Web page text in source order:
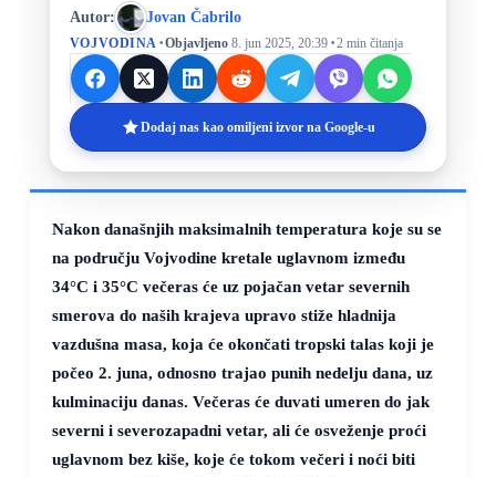
Autor: Jovan Čabrilo
VOJVODINA ·Objavljeno 8. jun 2025, 20:39 ·2 min čitanja
Dodaj nas kao omiljeni izvor na Google-u
Nakon današnjih maksimalnih temperatura koje su se
na području Vojvodine kretale uglavnom između
34°C i 35°C večeras će uz pojačan vetar severnih
smerova do naših krajeva upravo stiže hladnija
vazdušna masa, koja će okončati tropski talas koji je
počeo 2. juna, odnosno trajao punih nedelju dana, uz
kulminaciju danas. Večeras će duvati umeren do jak
severni i severozapadni vetar, ali će osveženje proći
uglavnom bez kiše, koje će tokom večeri i noći biti